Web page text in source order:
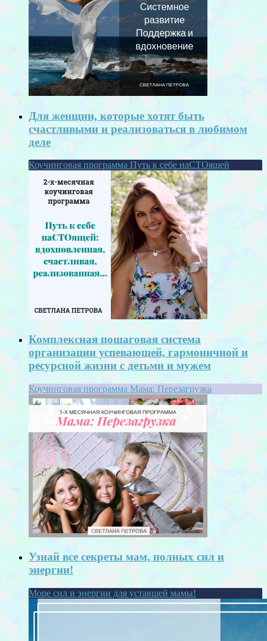
Для женщин, которые хотят быть
счастливыми и реализоваться в любимом
деле
Коучинговая программа Путь к себе наСТОящей
Комплексная пошаговая система
организации успевающей, гармоничной и
ресурсной жизни с детьми и мужем
Коучинговая программа Мама: Перезагрузка
Узнай все секреты мам, полных сил и
энергии!
Море сил и энергии для уставшей мамы!